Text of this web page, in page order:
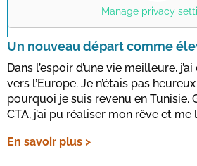
Manage privacy
note the data protection
for this site.
Confirmer
Un nouveau départ comme
Dans l’espoir d’une vie meilleure,
vers l’Europe. Je n’étais pas
pourquoi je suis revenu en Tunisie.
CTA, j’ai pu réaliser mon rêve et me
En savoir plus >